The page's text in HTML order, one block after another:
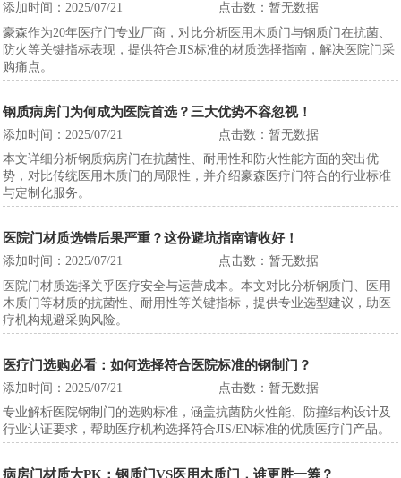
添加时间：2025/07/21
点击数：暂无数据
豪森作为20年医疗门专业厂商，对比分析医用木质门与钢质门在抗菌、
防火等关键指标表现，提供符合JIS标准的材质选择指南，解决医院门采
购痛点。
钢质病房门为何成为医院首选？三大优势不容忽视！
添加时间：2025/07/21
点击数：暂无数据
本文详细分析钢质病房门在抗菌性、耐用性和防火性能方面的突出优
势，对比传统医用木质门的局限性，并介绍豪森医疗门符合的行业标准
与定制化服务。
医院门材质选错后果严重？这份避坑指南请收好！
添加时间：2025/07/21
点击数：暂无数据
医院门材质选择关乎医疗安全与运营成本。本文对比分析钢质门、医用
木质门等材质的抗菌性、耐用性等关键指标，提供专业选型建议，助医
疗机构规避采购风险。
医疗门选购必看：如何选择符合医院标准的钢制门？
添加时间：2025/07/21
点击数：暂无数据
专业解析医院钢制门的选购标准，涵盖抗菌防火性能、防撞结构设计及
行业认证要求，帮助医疗机构选择符合JIS/EN标准的优质医疗门产品。
病房门材质大PK：钢质门VS医用木质门，谁更胜一筹？